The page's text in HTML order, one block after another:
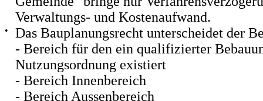
Verwaltungs- und Kostenaufwand.
•
Das Bauplanungsrecht unterscheidet der
- Bereich für den ein qualifizierter
Nutzungsordnung existiert
- Bereich Innenbereich
- Bereich Aussenbereich